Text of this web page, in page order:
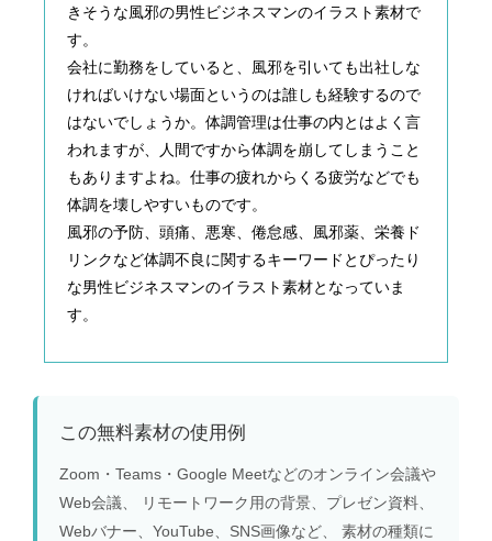
きそうな風邪の男性ビジネスマンのイラスト素材で
す。
会社に勤務をしていると、風邪を引いても出社しな
ければいけない場面というのは誰しも経験するので
はないでしょうか。体調管理は仕事の内とはよく言
われますが、人間ですから体調を崩してしまうこと
もありますよね。仕事の疲れからくる疲労などでも
体調を壊しやすいものです。
風邪の予防、頭痛、悪寒、倦怠感、風邪薬、栄養ド
リンクなど体調不良に関するキーワードとぴったり
な男性ビジネスマンのイラスト素材となっていま
す。
この無料素材の使用例
Zoom・Teams・Google Meetなどのオンライン会議や
Web会議、 リモートワーク用の背景、プレゼン資料、
Webバナー、YouTube、SNS画像など、 素材の種類に